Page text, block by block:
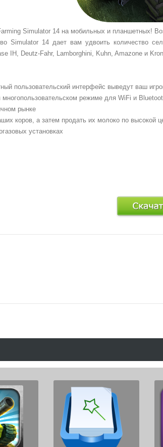
Simulator 14 на мобильных и планшетных!
Simulator 14 дает вам удвоить количество
IH, Deutz-Fahr, Lamborghini, Kuhn, Amazone и
пользовательский интерфейс выведут ваш
многопользовательском режиме для WiFi и
рынке
коров, а затем продать их молоко по высокой
установках